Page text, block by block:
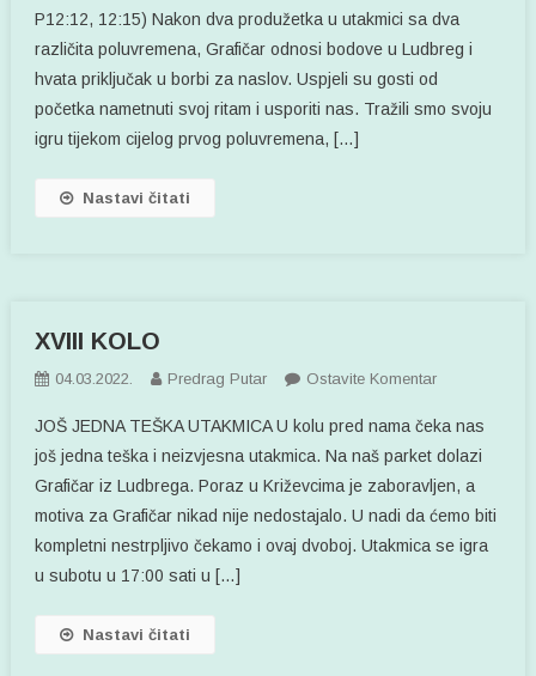
P12:12, 12:15) Nakon dva produžetka u utakmici sa dva
različita poluvremena, Grafičar odnosi bodove u Ludbreg i
hvata priključak u borbi za naslov. Uspjeli su gosti od
početka nametnuti svoj ritam i usporiti nas. Tražili smo svoju
igru tijekom cijelog prvog poluvremena, […]
Nastavi čitati
XVIII KOLO
04.03.2022. Predrag Putar Ostavite KomentarNa
KOLO
JOŠ JEDNA TEŠKA UTAKMICA U kolu pred nama čeka nas
još jedna teška i neizvjesna utakmica. Na naš parket dolazi
Grafičar iz Ludbrega. Poraz u Križevcima je zaboravljen, a
motiva za Grafičar nikad nije nedostajalo. U nadi da ćemo biti
kompletni nestrpljivo čekamo i ovaj dvoboj. Utakmica se igra
u subotu u 17:00 sati u […]
Nastavi čitati